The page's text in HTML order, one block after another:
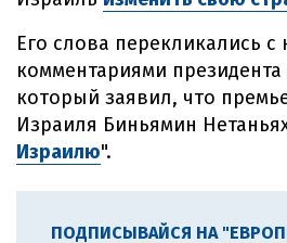
Его слова перекликались с
комментариями
который заявил, что
Израиля Биньямин
Израилю".
ПОДПИСЫВАЙСЯ НА